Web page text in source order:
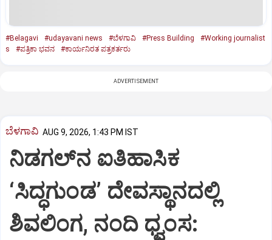
#Belagavi #udayavani news #ಬೆಳಗಾವಿ #Press Building
#Working journalist
s
#ಪತ್ರಿಕಾ ಭವನ #ಕಾರ್ಯನಿರತ ಪತ್ರಕರ್ತರು
ADVERTISEMENT
ಬೆಳಗಾವಿ AUG 9, 2026, 1:43 PM IST
ನಿಡಗಲ್‌ನ ಐತಿಹಾಸಿಕ
‘ಸಿದ್ಧಗುಂಡ’ ದೇವಸ್ಥಾನದಲ್ಲಿ
ಶಿವಲಿಂಗ, ನಂದಿ ಧ್ವಂಸ: